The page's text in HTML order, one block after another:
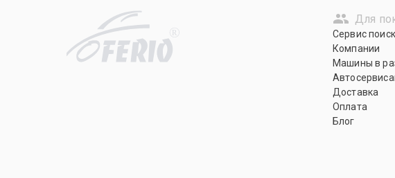
R
Для
Сервис
Компании
Машины в
Доставка
Оплата
Блог